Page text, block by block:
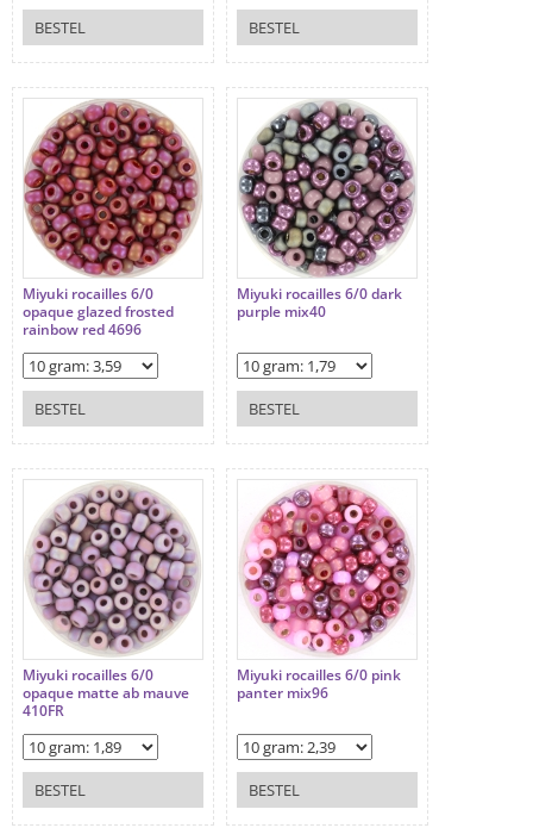
BESTEL BESTEL
Miyuki rocailles 6/0
opaque glazed frosted
rainbow red 4696
BESTEL
Miyuki rocailles 6/0 dark
purple mix40
BESTEL
Miyuki rocailles 6/0
opaque matte ab mauve
410FR
BESTEL
Miyuki rocailles 6/0 pink
panter mix96
BESTEL